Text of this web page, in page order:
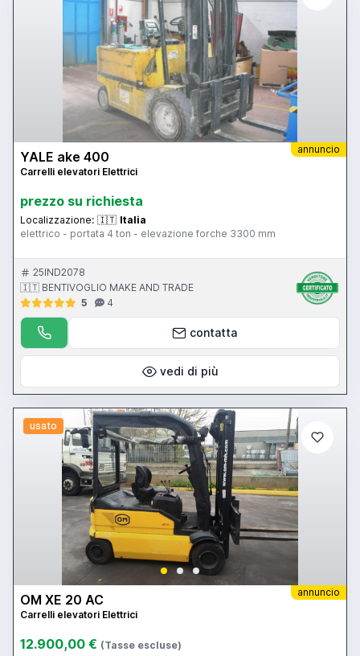
annuncio
YALE ake 400
Carrelli elevatori Elettrici
prezzo su richiesta
Localizzazione: 🇮🇹 Italia
elettrico - portata 4 ton - elevazione forche 3300 mm
25IND2078
🇮🇹 BENTIVOGLIO MAKE AND TRADE
5
4
contatta
vedi di più
usato
annuncio
OM XE 20 AC
Carrelli elevatori Elettrici
12.900,00 € (Tasse escluse)